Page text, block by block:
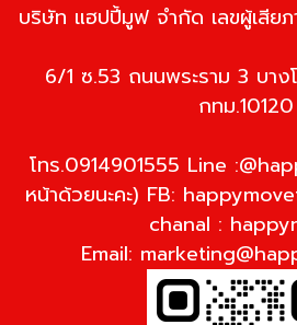
บริษัท แฮปปี้มูฟ จำกัด เลขผู้เสีย
6/1 ซ.53 ถนนพระราม 3 บา
กทม.10120
โทร.0914901555 Line
หน้าด้วยนะคะ) FB:
chanal :
Email: